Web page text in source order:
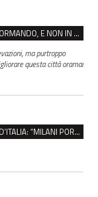
IL CENTRO STORICO DI REGGIO SI STA TRASFORMANDO, E NON IN MEGLIO
ma purtroppo
questa città oramai
HELLWATT, SCONTRO SENZA FINE. FRATELLI D’ITALIA: “MILANI PORTA DOCUMENTI, DE FRANCO INSULTI”